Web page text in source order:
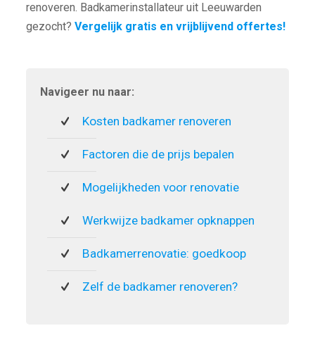
renoveren. Badkamerinstallateur uit Leeuwarden
gezocht? Vergelijk gratis en vrijblijvend offertes!
Navigeer nu naar:
Kosten badkamer renoveren
Factoren die de prijs bepalen
Mogelijkheden voor renovatie
Werkwijze badkamer opknappen
Badkamerrenovatie: goedkoop
Zelf de badkamer renoveren?